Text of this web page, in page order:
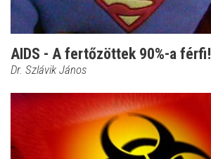
AIDS - A fertőzöttek 90%-a férfi!
Dr. Szlávik János